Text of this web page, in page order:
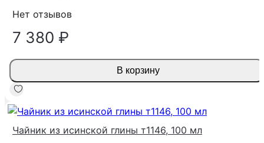
Нет отзывов
7 380 ₽
В корзину
Чайник из исинской глины т1146, 100 мл